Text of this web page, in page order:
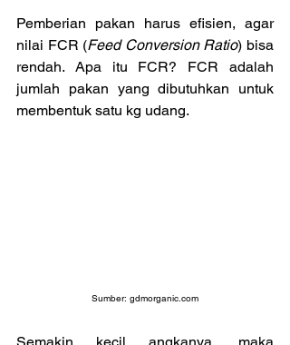
Pemberian pakan harus efisien, agar
nilai FCR (Feed Conversion Ratio) bisa
rendah. Apa itu FCR? FCR adalah
jumlah pakan yang dibutuhkan untuk
membentuk satu kg udang.
Sumber: gdmorganic.com
Semakin kecil angkanya, maka